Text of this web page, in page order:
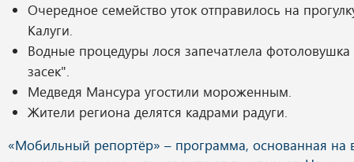
Очередное семейство уток отправилось на
Калуги.
Водные процедуры лося запечатлела
засек".
Медведя Мансура угостили мороженным.
Жители региона делятся кадрами радуги.